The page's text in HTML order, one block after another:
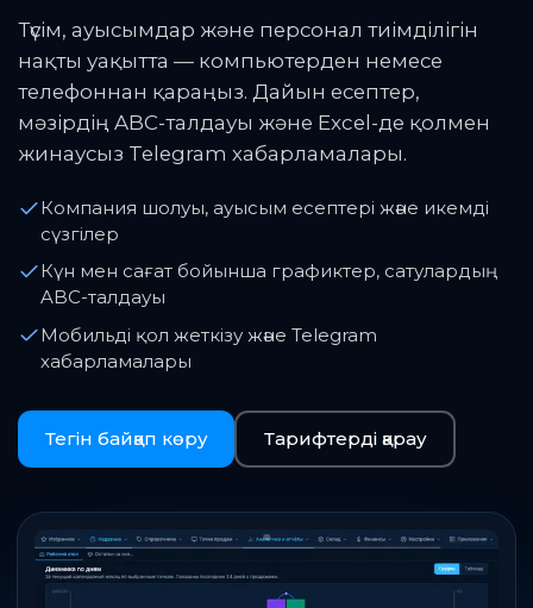
Түсім, ауысымдар және персонал тиімділігін
нақты уақытта — компьютерден немесе
телефоннан қараңыз. Дайын есептер,
мәзірдің ABC-талдауы және Excel-де қолмен
жинаусыз Telegram хабарламалары.
Компания шолуы, ауысым есептері және икемді
сүзгілер
Күн мен сағат бойынша графиктер, сатулардың
ABC-талдауы
Мобильді қол жеткізу және Telegram
хабарламалары
Тегін байқап көру Тарифтерді қарау